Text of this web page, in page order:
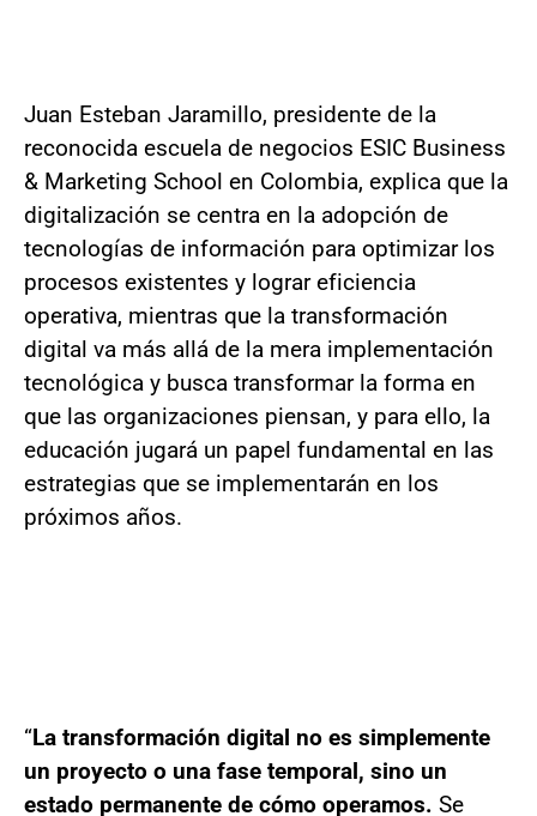
Juan Esteban Jaramillo, presidente de la
reconocida escuela de negocios ESIC Business
& Marketing School en Colombia, explica que la
digitalización se centra en la adopción de
tecnologías de información para optimizar los
procesos existentes y lograr eficiencia
operativa, mientras que la transformación
digital va más allá de la mera implementación
tecnológica y busca transformar la forma en
que las organizaciones piensan, y para ello, la
educación jugará un papel fundamental en las
estrategias que se implementarán en los
próximos años.
“La transformación digital no es simplemente
un proyecto o una fase temporal, sino un
estado permanente de cómo operamos. Se